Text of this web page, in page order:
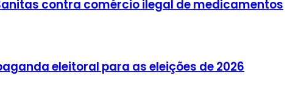
contra comércio ilegal de medicamentos
eleitoral para as eleições de 2026